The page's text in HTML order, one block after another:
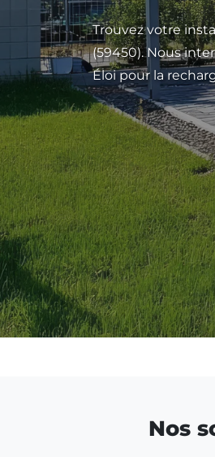
Trouvez votre
(59450). Nous
Éloi pour la
Nos